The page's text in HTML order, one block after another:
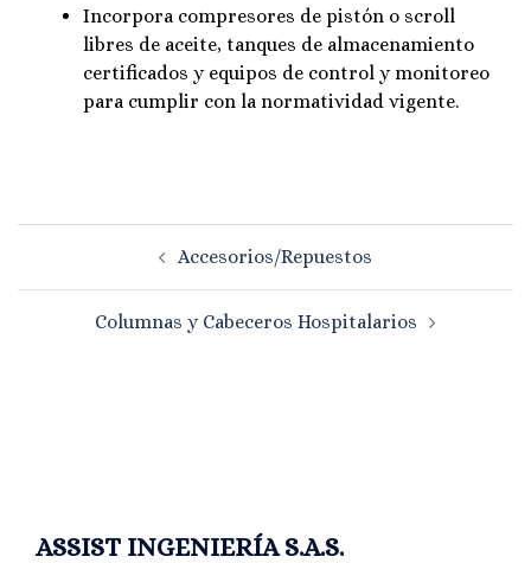
Incorpora compresores de pistón o scroll
libres de aceite, tanques de almacenamiento
certificados y equipos de control y monitoreo
para cumplir con la normatividad vigente.
entradas
Accesorios/Repuestos
Columnas y Cabeceros Hospitalarios
ASSIST INGENIERÍA S.A.S.